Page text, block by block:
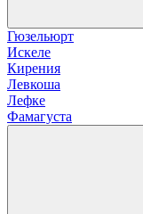
Гюзельюрт
Искеле
Кирения
Левкоша
Лефке
Фамагуста